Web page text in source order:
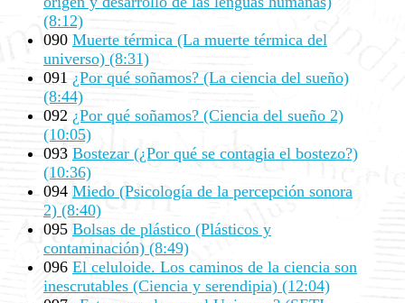
(8:12)
090 Muerte térmica (La muerte térmica del
universo) (8:31)
091 ¿Por qué soñamos? (La ciencia del sueño)
(8:44)
092 ¿Por qué soñamos? (Ciencia del sueño 2)
(10:05)
093 Bostezar (¿Por qué se contagia el bostezo?)
(10:36)
094 Miedo (Psicología de la percepción sonora
2) (8:40)
095 Bolsas de plástico (Plásticos y
contaminación) (8:49)
096 El celuloide. Los caminos de la ciencia son
inescrutables (Ciencia y serendipia) (12:04)